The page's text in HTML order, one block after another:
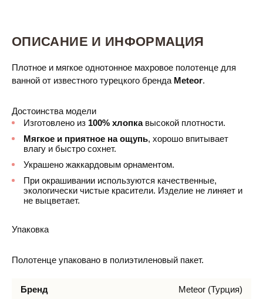
ОПИСАНИЕ И ИНФОРМАЦИЯ
Плотное и мягкое однотонное махровое полотенце для
ванной от известного турецкого бренда Meteor.
Достоинства модели
Изготовлено из 100% хлопкавысокой плотности.
Мягкое и приятное на ощупь, хорошо впитывает
влагу и быстро сохнет.
Украшено жаккардовым орнаментом.
При окрашивании используются качественные,
экологически чистые красители. Изделие не линяет и
не выцветает.
Упаковка
Полотенце упаковано в полиэтиленовый пакет.
Бренд Meteor (Турция)